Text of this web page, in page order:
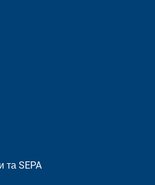
та SEPA